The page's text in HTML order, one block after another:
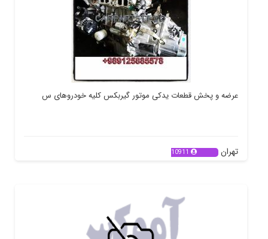
عرضه و پخش قطعات یدکی موتور گیربکس کلیه خودروهای س
تهران 10911